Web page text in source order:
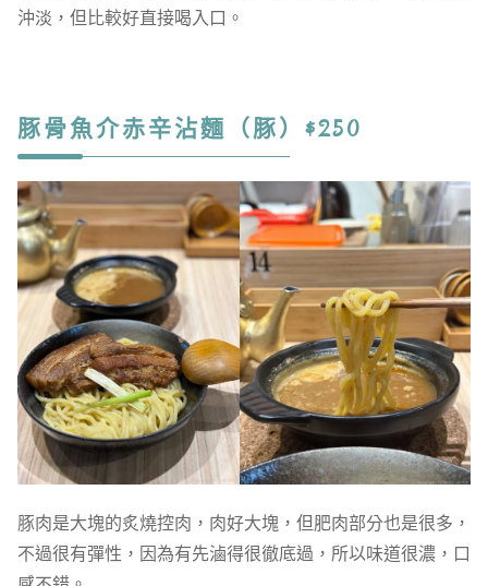
沖淡，但比較好直接喝入口。
豚骨魚介赤辛沾麵（豚）$250
豚肉是大塊的炙燒控肉，肉好大塊，但肥肉部分也是很多，
不過很有彈性，因為有先滷得很徹底過，所以味道很濃，口